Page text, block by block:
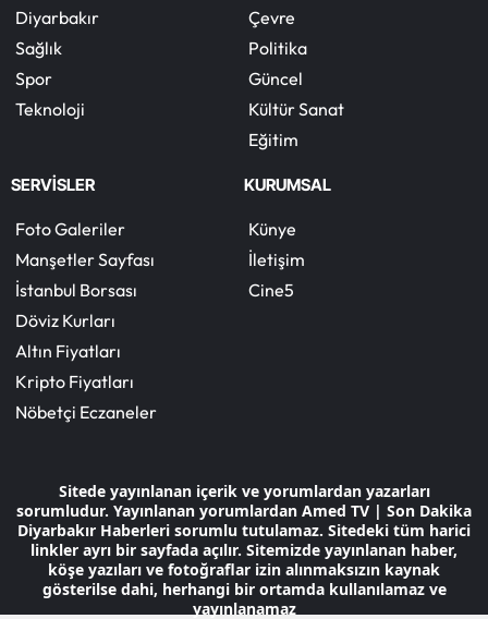
Diyarbakır
Sağlık
Spor
Teknoloji
Çevre
Politika
Güncel
Kültür Sanat
Eğitim
SERVİSLER
Foto Galeriler
Manşetler Sayfası
İstanbul Borsası
Döviz Kurları
Altın Fiyatları
Kripto Fiyatları
Nöbetçi Eczaneler
KURUMSAL
Künye
İletişim
Cine5
Sitede yayınlanan içerik ve yorumlardan yazarları
sorumludur. Yayınlanan yorumlardan Amed TV | Son Dakika
Diyarbakır Haberleri sorumlu tutulamaz. Sitedeki tüm harici
linkler ayrı bir sayfada açılır. Sitemizde yayınlanan haber,
köşe yazıları ve fotoğraflar izin alınmaksızın kaynak
gösterilse dahi, herhangi bir ortamda kullanılamaz ve
yayınlanamaz